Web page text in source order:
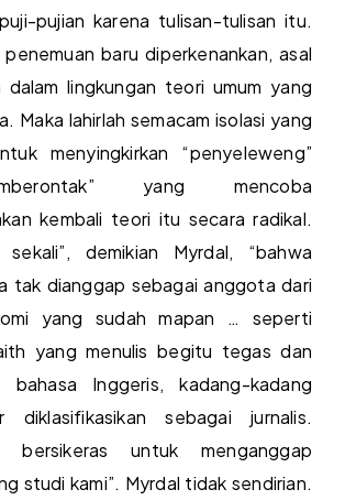
pujian karena tulisan-tulisan itu.
baru diperkenankan, asal
dalam lingkungan teori umum yang
Maka lahirlah semacam isolasi yang
menyingkirkan “penyeleweng”
yang mencoba
kembali teori itu secara radikal.
demikian Myrdal, “bahwa
tak dianggap sebagai anggota dari
yang sudah mapan … seperti
yang menulis begitu tegas dan
bahasa Inggeris, kadang-kadang
diklasifikasikan sebagai jurnalis.
bersikeras untuk menganggap
studi kami”. Myrdal tidak sendirian.